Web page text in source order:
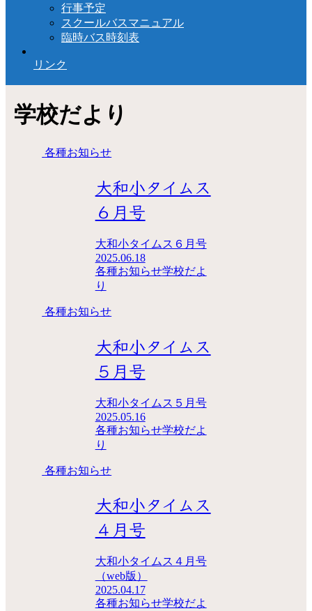
行事予定
スクールバスマニュアル
臨時バス時刻表
リンク
学校だより
各種お知らせ
大和小タイムス
６月号
大和小タイムス６月号
2025.06.18
各種お知らせ学校だよ
り
各種お知らせ
大和小タイムス
５月号
大和小タイムス５月号
2025.05.16
各種お知らせ学校だよ
り
各種お知らせ
大和小タイムス
４月号
大和小タイムス４月号
（web版）
2025.04.17
各種お知らせ学校だよ